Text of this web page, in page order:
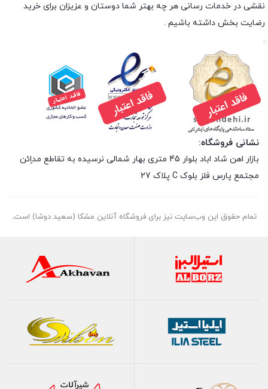
نقشی در خدمات رسانی هر چه بهتر شما دوستان و عزیزان برای خرید
رضایت بخش داشته باشیم .
.
نشانی فروشگاه:
بازار اهن شاد اباد بلوار 45 متری بهار شمالی نرسیده به تقاطع مداِِئن
مجتمع پارس فلز بلوک C پلاک 27
تمام حقوق اين وب‌سايت نیز برای فروشگاه آنلاین مشکا (سعید دوشا) است.